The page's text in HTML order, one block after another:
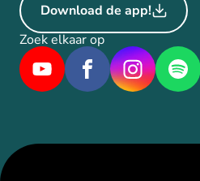
Download de app!
Zoek elkaar op